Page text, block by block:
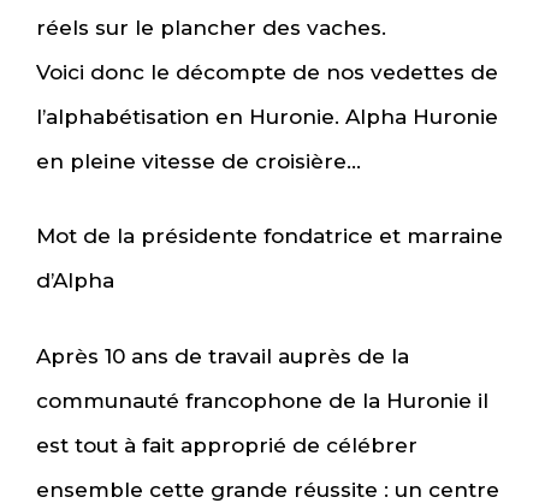
réels sur le plancher des vaches.
Voici donc le décompte de nos vedettes de
l’alphabétisation en Huronie. Alpha Huronie
en pleine vitesse de croisière…
Mot de la présidente fondatrice et marraine
d’Alpha
Après 10 ans de travail auprès de la
communauté francophone de la Huronie il
est tout à fait approprié de célébrer
ensemble cette grande réussite : un centre